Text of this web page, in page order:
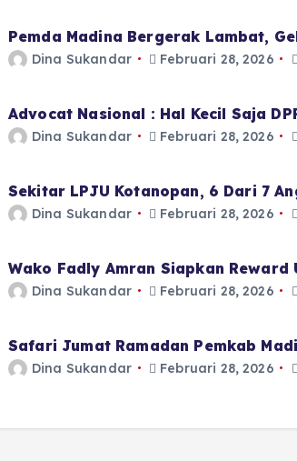
Pemda Madina Bergerak Lambat,
Dina Sukandar Februari 28, 2026
Advocat Nasional : Hal Kecil Saja
Dina Sukandar Februari 28, 2026
Sekitar LPJU Kotanopan, 6 Dari 7
Dina Sukandar Februari 28, 2026
Wako Fadly Amran Siapkan
Dina Sukandar Februari 28, 2026
Safari Jumat Ramadan Pemkab
Dina Sukandar Februari 28, 2026